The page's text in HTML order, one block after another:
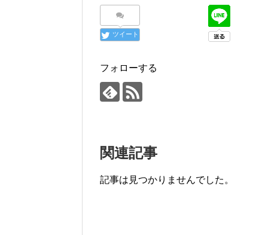
ツイート
フォローする
関連記事
記事は見つかりませんでした。